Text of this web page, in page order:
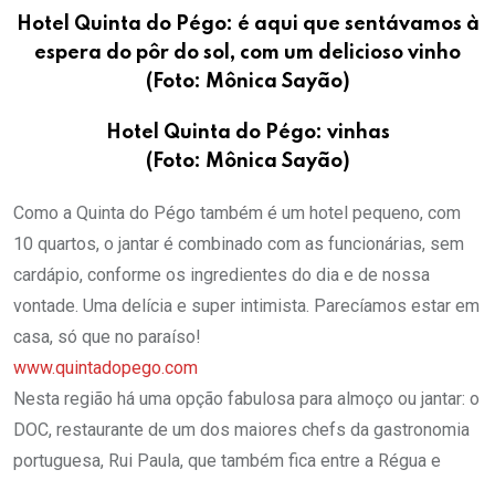
Hotel Quinta do Pégo: é aqui que sentávamos à
espera do pôr do sol, com um delicioso vinho
(Foto: Mônica Sayão)
Hotel Quinta do Pégo: vinhas
(Foto: Mônica Sayão)
Como a Quinta do Pégo também é um hotel pequeno, com
10 quartos, o jantar é combinado com as funcionárias, sem
cardápio, conforme os ingredientes do dia e de nossa
vontade. Uma delícia e super intimista. Parecíamos estar em
casa, só que no paraíso!
www.quintadopego.com
Nesta região há uma opção fabulosa para almoço ou jantar: o
DOC, restaurante de um dos maiores chefs da gastronomia
portuguesa, Rui Paula, que também fica entre a Régua e